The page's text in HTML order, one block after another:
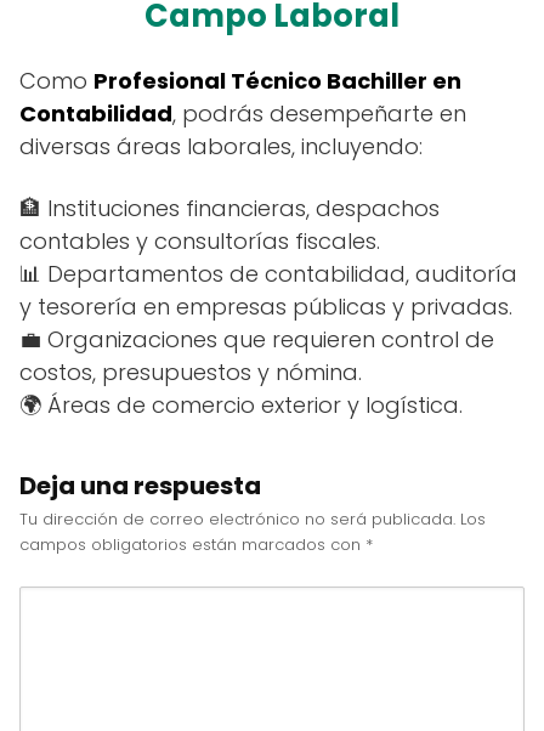
Formación socioemocional IV
Organización de empresas
Formación socioemocional V
Desarrollo de la contabilidad de sociedades
fiscal
Manejo del sistema de nómina integral
Aplicación de la normatividad en materia del IMSS
Aplicación de estándares de calidad
Manejo de la normatividad para la constitución de
empresas
Formación socioemocional VI
Campo Laboral
Como Profesional Técnico Bachiller en
Contabilidad, podrás desempeñarte en
diversas áreas laborales, incluyendo:
🏦 Instituciones financieras, despachos
contables y consultorías fiscales.
📊 Departamentos de contabilidad, auditoría
y tesorería en empresas públicas y privadas.
💼 Organizaciones que requieren control de
costos, presupuestos y nómina.
🌍 Áreas de comercio exterior y logística.
Deja una respuesta
Tu dirección de correo electrónico no será publicada. Los
campos obligatorios están marcados con *